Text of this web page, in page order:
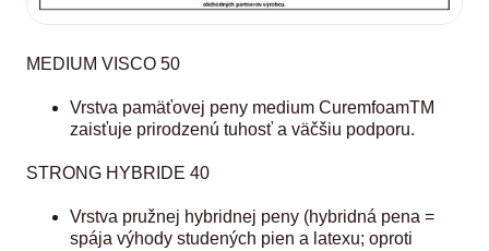
MEDIUM VISCO 50
Vrstva pamäťovej peny medium CuremfoamTM
zaisťuje prirodzenú tuhosť a väčšiu podporu.
STRONG HYBRIDE 40
Vrstva pružnej hybridnej peny (hybridná pena =
spája výhody studených pien a latexu; oproti